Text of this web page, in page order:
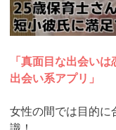
「真面目な出会い
出会い系アプリ」
女性の間では目的に